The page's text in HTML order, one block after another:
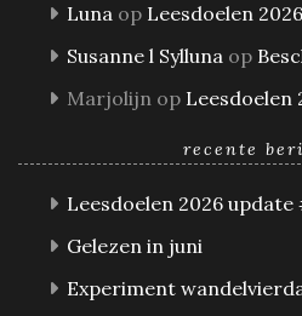
Luna op Leesdoelen
Susanne l Sylluna op
Marjolijn op Leesdoelen
recente
Leesdoelen 2026 update
Gelezen in juni
Experiment